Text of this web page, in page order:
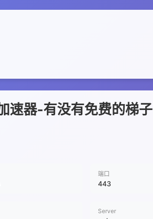
速器-有没有免费的梯子
端口
443
Server